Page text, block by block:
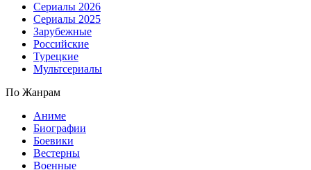
Сериалы 2026
Сериалы 2025
Зарубежные
Российские
Турецкие
Мультсериалы
По Жанрам
Аниме
Биографии
Боевики
Вестерны
Военные